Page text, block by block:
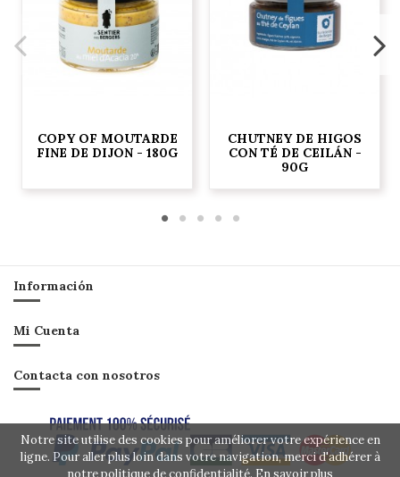
COPY OF MOUTARDE
FINE DE DIJON - 180G
CHUTNEY DE HIGOS
CON TÉ DE CEILÁN -
90G
Información
Mi Cuenta
Contacta con nosotros
Notre site utilise des cookies pour améliorer votre expérience en
ligne. Pour aller plus loin dans votre navigation, merci d'adhérer à
notre politique de confidentialité. En savoir plus